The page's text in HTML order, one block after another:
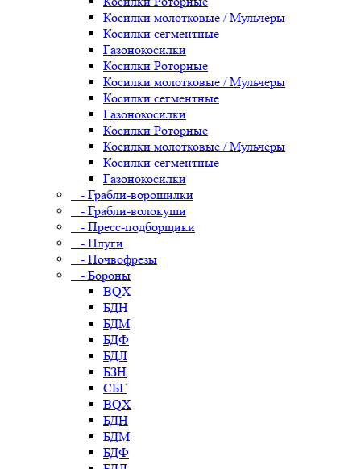
Косилки молотковые / Мульчеры
Косилки сегментные
Газонокосилки
Косилки Роторные
Косилки молотковые / Мульчеры
Косилки сегментные
Газонокосилки
Косилки Роторные
Косилки молотковые / Мульчеры
Косилки сегментные
Газонокосилки
- Грабли-ворошилки
- Грабли-волокуши
- Пресс-подборщики
- Плуги
- Почвофрезы
- Бороны
BQX
БДН
БДМ
БДФ
БДЛ
БЗН
СБГ
BQX
БДН
БДМ
БДФ